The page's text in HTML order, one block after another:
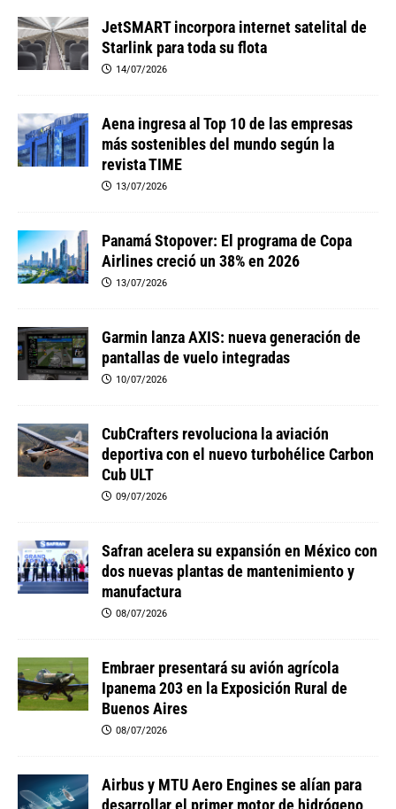
JetSMART incorpora internet satelital de
Starlink para toda su flota
14/07/2026
Aena ingresa al Top 10 de las empresas
más sostenibles del mundo según la
revista TIME
13/07/2026
Panamá Stopover: El programa de Copa
Airlines creció un 38% en 2026
13/07/2026
Garmin lanza AXIS: nueva generación de
pantallas de vuelo integradas
10/07/2026
CubCrafters revoluciona la aviación
deportiva con el nuevo turbohélice Carbon
Cub ULT
09/07/2026
Safran acelera su expansión en México con
dos nuevas plantas de mantenimiento y
manufactura
08/07/2026
Embraer presentará su avión agrícola
Ipanema 203 en la Exposición Rural de
Buenos Aires
08/07/2026
Airbus y MTU Aero Engines se alían para
desarrollar el primer motor de hidrógeno